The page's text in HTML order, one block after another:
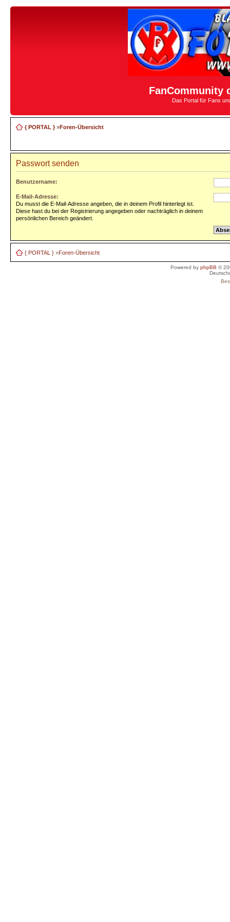
FanCommunity
Das Portal für Fans
{ PORTAL }»Foren-Übersicht
Passwort senden
Benutzername:
E-Mail-Adresse:
Du musst die E-Mail-Adresse angeben, die in deinem Profil hinterlegt ist.
Diese hast du bei der Registrierung angegeben oder nachträglich in deinem
persönlichen Bereich geändert.
{ PORTAL } »Foren-Übersicht
Powered byphpBB ©